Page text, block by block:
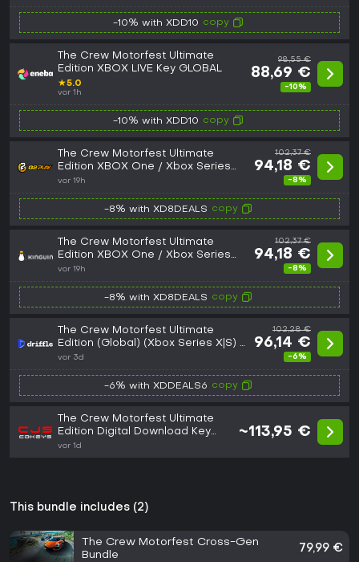
-10% with XDD10 copy
The Crew Motorfest Ultimate
Edition XBOX LIVE Key GLOBAL
★5.0
vor 1h
98,55 €
88,69 €
-10%
-10% with XDD10 copy
The Crew Motorfest Ultimate
Edition XBOX One / Xbox Series
X|S CD Key
vor 19h
102,37 €
94,18 €
-8%
-8% with XD8DEALS copy
The Crew Motorfest Ultimate
Edition XBOX One / Xbox Series
X|S CD Key
vor 19h
102,37 €
94,18 €
-8%
-8% with XD8DEALS copy
The Crew Motorfest Ultimate
Edition (Global) (Xbox Series X|S) -
Xbox Live - Digital Key
vor 3d
102,28 €
96,14 €
-6%
-6% with XDDEALS6 copy
The Crew Motorfest Ultimate
Edition Digital Download Key
(Xbox One/Series X): Europe
vor 1d
~113,95 €
This bundle includes (2)
The Crew Motorfest Cross-Gen
Bundle
79,99 €